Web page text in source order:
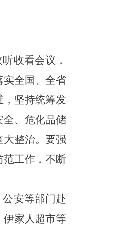
收看会议，
实全国、全省
坚持统筹发
、危化品储
整治。要强
范工作，不断
安等部门赴
家人超市等